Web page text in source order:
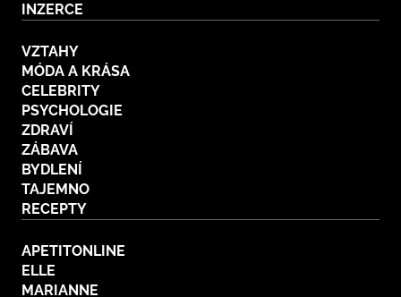
INZERCE
VZTAHY
MÓDA A KRÁSA
CELEBRITY
PSYCHOLOGIE
ZDRAVÍ
ZÁBAVA
BYDLENÍ
TAJEMNO
RECEPTY
APETITONLINE
ELLE
MARIANNE